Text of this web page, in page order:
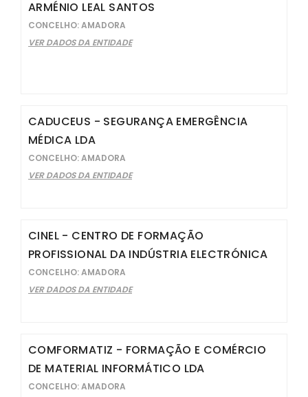
ARMÉNIO LEAL SANTOS
CONCELHO: AMADORA
VER DADOS DA ENTIDADE
CADUCEUS - SEGURANÇA EMERGÊNCIA
MÉDICA LDA
CONCELHO: AMADORA
VER DADOS DA ENTIDADE
CINEL - CENTRO DE FORMAÇÃO
PROFISSIONAL DA INDÚSTRIA ELECTRÓNICA
CONCELHO: AMADORA
VER DADOS DA ENTIDADE
COMFORMATIZ - FORMAÇÃO E COMÉRCIO
DE MATERIAL INFORMÁTICO LDA
CONCELHO: AMADORA